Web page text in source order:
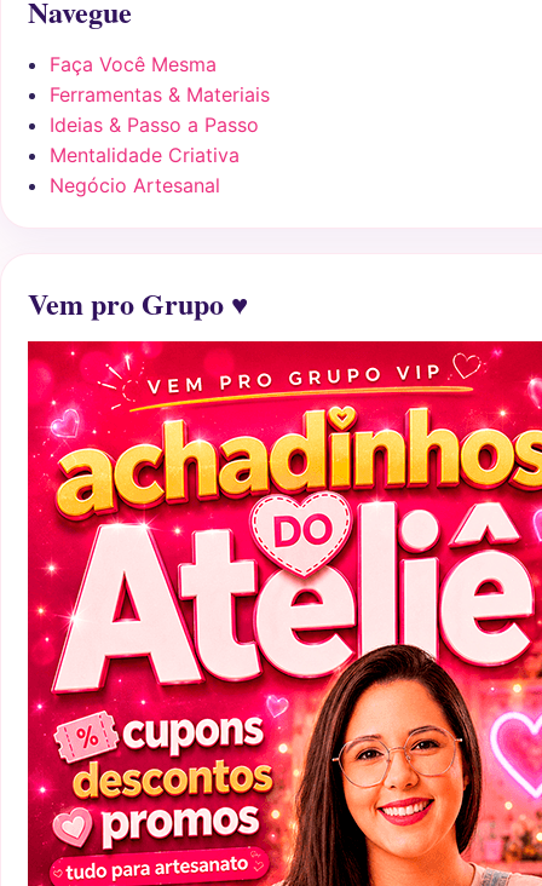
Navegue
Faça Você Mesma
Ferramentas & Materiais
Ideias & Passo a Passo
Mentalidade Criativa
Negócio Artesanal
Vem pro Grupo ♥